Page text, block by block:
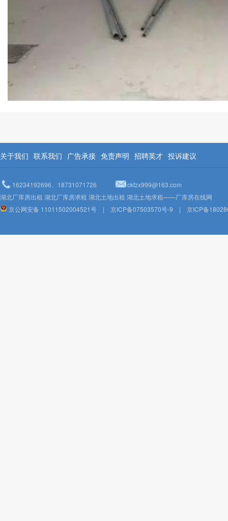
关于我们 联系我们 广告承接 免责声明 招聘英才 投诉建议
16234192696、18731071726
ckfzx999@163.com
湖北厂库房出租 湖北厂库房求租 湖北土地出租 湖北土地求租——厂库房在线网
京公网安备 11011502004521号 | 京ICP备07503570号-9 | 京ICP备